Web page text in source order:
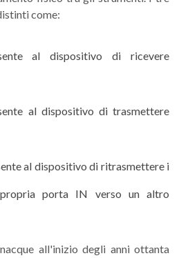
come:
al dispositivo di ricevere
al dispositivo di trasmettere
al dispositivo di ritrasmettere i
porta IN verso un altro
nacque all'inizio degli anni ottanta